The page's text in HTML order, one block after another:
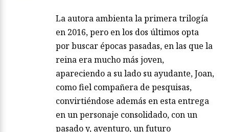
La autora ambienta la primera trilogía
en 2016, pero en los dos últimos opta
por buscar épocas pasadas, en las que la
reina era mucho más joven,
apareciendo a su lado su ayudante, Joan,
como fiel compañera de pesquisas,
convirtiéndose además en esta entrega
en un personaje consolidado, con un
pasado y, aventuro, un futuro